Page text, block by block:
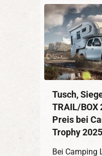
Tusch,
TRAIL/BOX
Preis bei
Trophy 2025
Bei Camping